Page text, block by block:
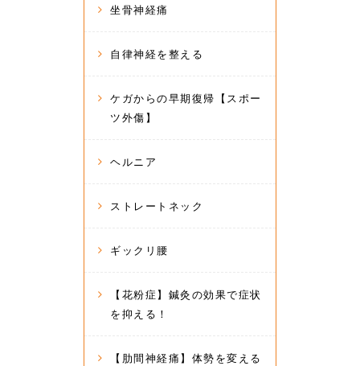
坐骨神経痛
自律神経を整える
ケガからの早期復帰【スポー
ツ外傷】
ヘルニア
ストレートネック
ギックリ腰
【花粉症】鍼灸の効果で症状
を抑える！
【肋間神経痛】体勢を変える